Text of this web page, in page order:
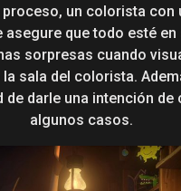
proceso, un colorista con
asegure que todo esté en
sorpresas cuando
la sala del colorista.
de darle una intención de
algunos casos.